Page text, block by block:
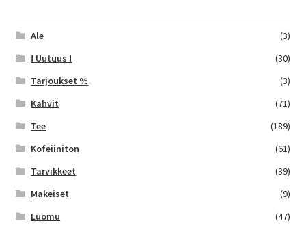
Ale
(3)
! Uutuus !
(30)
Tarjoukset %
(3)
Kahvit
(71)
Tee
(189)
Kofeiiniton
(61)
Tarvikkeet
(39)
Makeiset
(9)
Luomu
(47)